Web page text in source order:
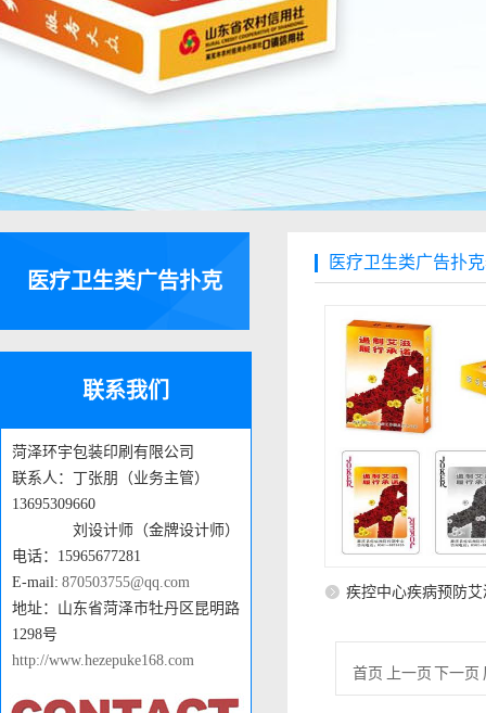
医疗卫生类广告扑克
联系我们
菏泽环宇包装印刷有限公司
联系人：丁张朋（业务主管）
13695309660
刘设计师（金牌设计师）
电话：15965677281
E-mail: 870503755@qq.com
地址：山东省菏泽市牡丹区昆明路
1298号
http://www.hezepuke168.com
医疗卫生类广告扑克
疾控中心疾病预防
扑克牌订制
首页 上一页 下一页